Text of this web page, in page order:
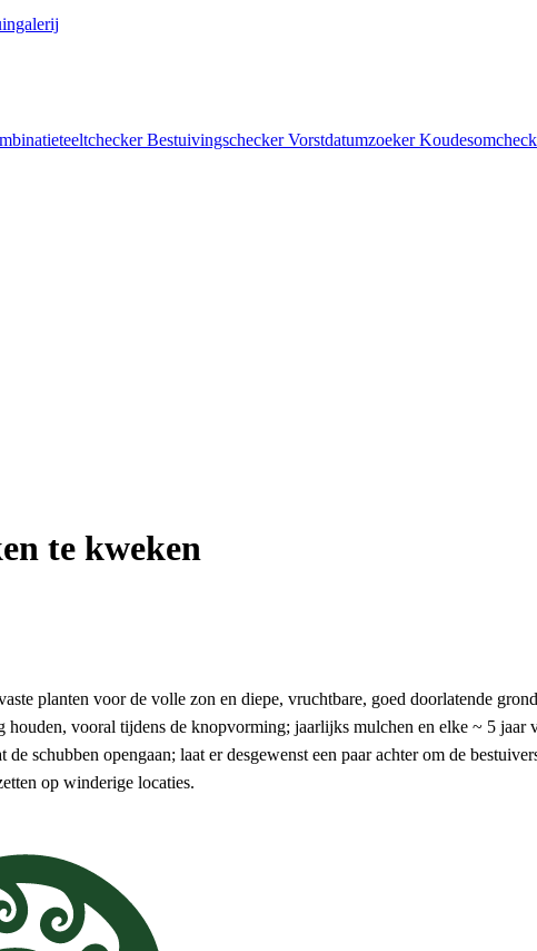
BestuivingscheckerVorstdatumzoeker
te kweken
planten voor de volle zon en diepe, vruchtbare, goed doorlatende
vooral tijdens de knopvorming; jaarlijks mulchen en elke ~ 5 jaar
de schubben opengaan; laat er desgewenst een paar achter om de
op winderige locaties.